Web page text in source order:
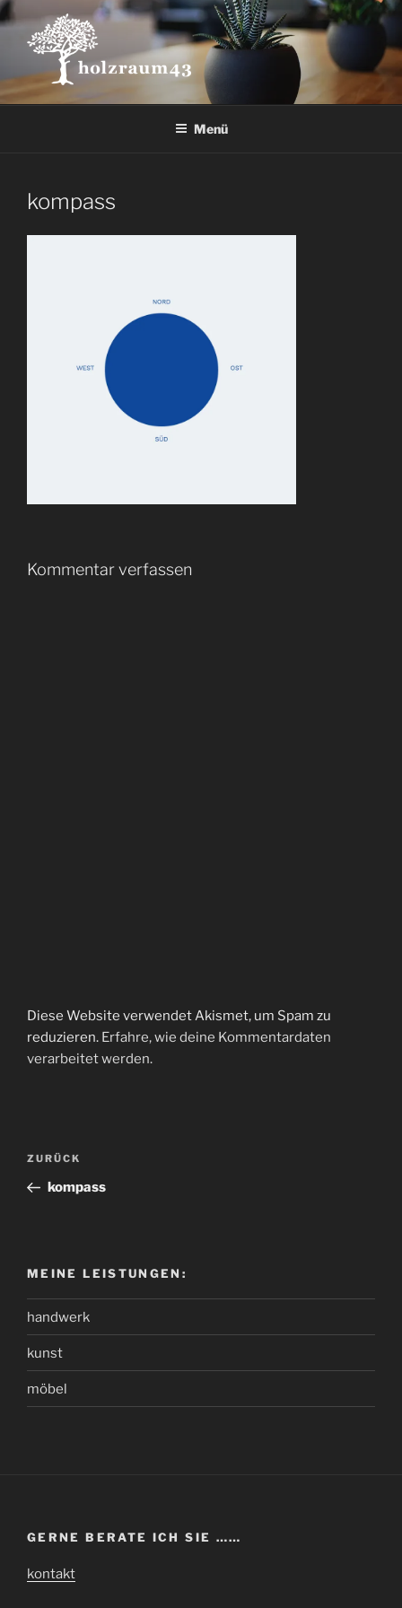
Zum
Inhalt
springen
Menü
kompass
Kommentar verfassen
Diese Website verwendet Akismet, um Spam zu
reduzieren. Erfahre, wie deine Kommentardaten
verarbeitet werden.
Beitragsnavigation
Vorheriger
Beitrag
ZURÜCK
kompass
MEINE LEISTUNGEN:
handwerk
kunst
möbel
GERNE BERATE ICH SIE ……
kontakt